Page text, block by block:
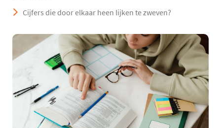
Cijfers die door elkaar heen lijken te zweven?